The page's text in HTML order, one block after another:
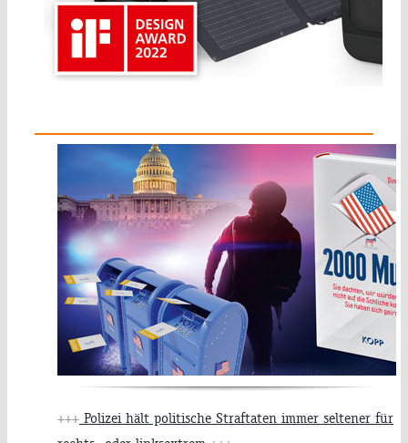
+++ Polizei hält politische Straftaten immer seltener für